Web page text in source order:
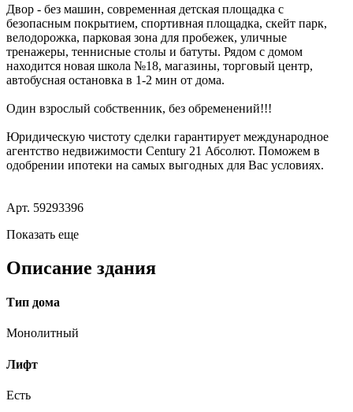
Двор - без машин, современная детская площадка с
безопасным покрытием, спортивная площадка, скейт парк,
велодорожка, парковая зона для пробежек, уличные
тренажеры, теннисные столы и батуты. Рядом с домом
находится новая школа №18, магазины, торговый центр,
автобусная остановка в 1-2 мин от дома.
Один взрослый собственник, без обременений!!!
Юридическую чистоту сделки гарантирует международное
агентство недвижимости Century 21 Абсолют. Поможем в
одобрении ипотеки на самых выгодных для Вас условиях.
Арт. 59293396
Показать еще
Описание здания
Тип дома
Монолитный
Лифт
Есть